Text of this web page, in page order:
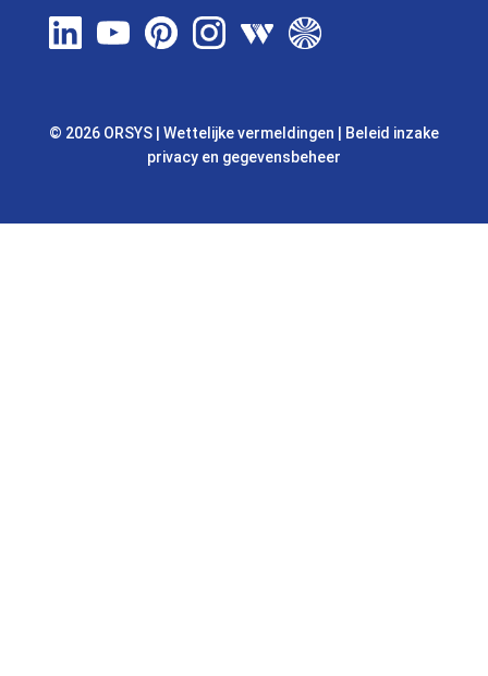
© 2026 ORSYS Wettelijke vermeldingen
Beleid inzake
privacy en gegevensbeheer